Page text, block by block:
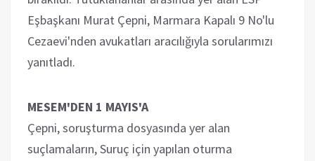
Eşbaşkanı Murat Çepni, Marmara Kapalı 9 No'lu
Cezaevi'nden avukatları aracılığıyla sorularımızı
yanıtladı.
MESEM'DEN 1 MAYIS'A
Çepni, soruşturma dosyasında yer alan
suçlamaların, Suruç için yapılan oturma